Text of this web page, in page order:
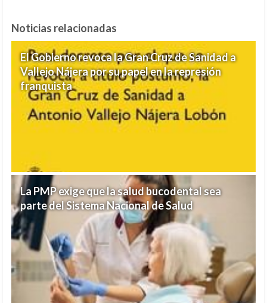
Noticias relacionadas
El Gobierno revoca la Gran Cruz de Sanidad a
Vallejo Nájera por su papel en la represión
franquista
La PMP exige que la salud bucodental sea
parte del Sistema Nacional de Salud